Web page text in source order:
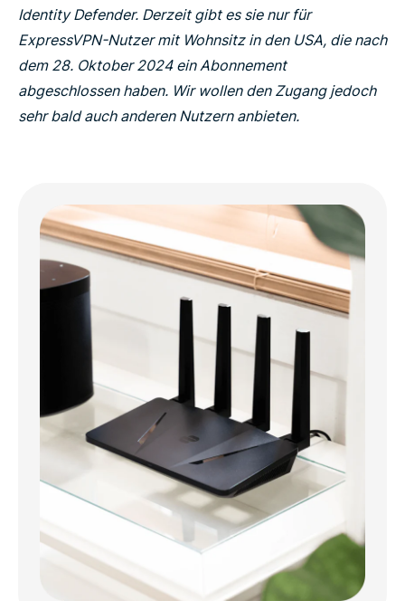
Identity Defender. Derzeit gibt es sie nur für
ExpressVPN-Nutzer mit Wohnsitz in den USA, die nach
dem 28. Oktober 2024 ein Abonnement
abgeschlossen haben. Wir wollen den Zugang jedoch
sehr bald auch anderen Nutzern anbieten.